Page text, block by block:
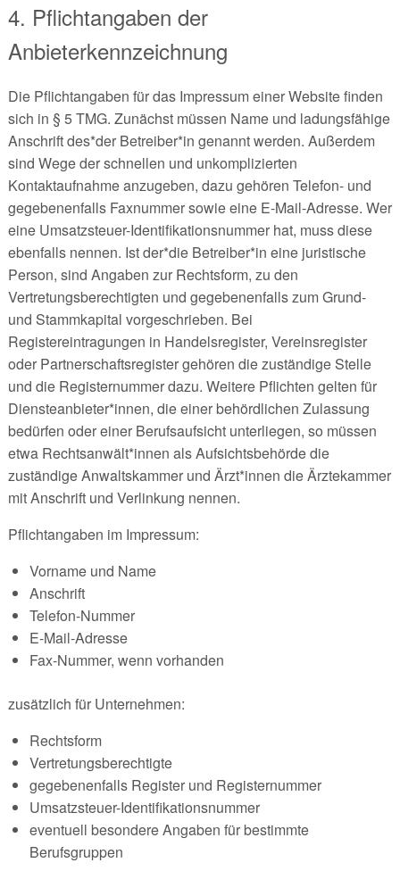
4. Pflichtangaben der
Anbieterkennzeichnung
Die Pflichtangaben für das Impressum einer Website finden
sich in § 5 TMG. Zunächst müssen Name und ladungsfähige
Anschrift des*der Betreiber*in genannt werden. Außerdem
sind Wege der schnellen und unkomplizierten
Kontaktaufnahme anzugeben, dazu gehören Telefon- und
gegebenenfalls Faxnummer sowie eine E-Mail-Adresse. Wer
eine Umsatzsteuer-Identifikationsnummer hat, muss diese
ebenfalls nennen. Ist der*die Betreiber*in eine juristische
Person, sind Angaben zur Rechtsform, zu den
Vertretungsberechtigten und gegebenenfalls zum Grund-
und Stammkapital vorgeschrieben. Bei
Registereintragungen in Handelsregister, Vereinsregister
oder Partnerschaftsregister gehören die zuständige Stelle
und die Registernummer dazu. Weitere Pflichten gelten für
Diensteanbieter*innen, die einer behördlichen Zulassung
bedürfen oder einer Berufsaufsicht unterliegen, so müssen
etwa Rechtsanwält*innen als Aufsichtsbehörde die
zuständige Anwaltskammer und Ärzt*innen die Ärztekammer
mit Anschrift und Verlinkung nennen.
Pflichtangaben im Impressum:
Vorname und Name
Anschrift
Telefon-Nummer
E-Mail-Adresse
Fax-Nummer, wenn vorhanden
zusätzlich für Unternehmen:
Rechtsform
Vertretungsberechtigte
gegebenenfalls Register und Registernummer
Umsatzsteuer-Identifikationsnummer
eventuell besondere Angaben für bestimmte
Berufsgruppen